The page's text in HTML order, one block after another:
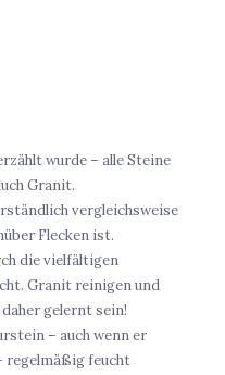
wurde – alle Steine
Granit.
vergleichsweise
Flecken ist.
die vielfältigen
Granit reinigen und
gelernt sein!
– auch wenn er
regelmäßig feucht